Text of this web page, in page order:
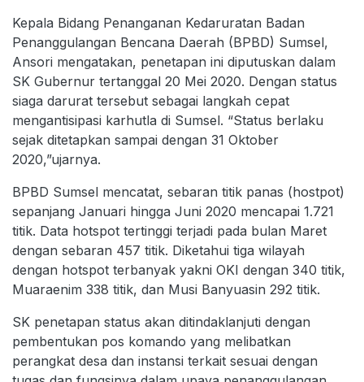
Kepala Bidang Penanganan Kedaruratan Badan
Penanggulangan Bencana Daerah (BPBD) Sumsel,
Ansori mengatakan, penetapan ini diputuskan dalam
SK Gubernur tertanggal 20 Mei 2020. Dengan status
siaga darurat tersebut sebagai langkah cepat
mengantisipasi karhutla di Sumsel. “Status berlaku
sejak ditetapkan sampai dengan 31 Oktober
2020,”ujarnya.
BPBD Sumsel mencatat, sebaran titik panas (hostpot)
sepanjang Januari hingga Juni 2020 mencapai 1.721
titik. Data hotspot tertinggi terjadi pada bulan Maret
dengan sebaran 457 titik. Diketahui tiga wilayah
dengan hotspot terbanyak yakni OKI dengan 340 titik,
Muaraenim 338 titik, dan Musi Banyuasin 292 titik.
SK penetapan status akan ditindaklanjuti dengan
pembentukan pos komando yang melibatkan
perangkat desa dan instansi terkait sesuai dengan